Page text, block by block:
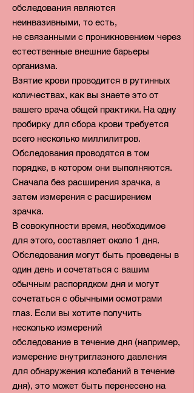
обследования являются
неинвазивными, то есть,
не связанными с проникновением через
естественные внешние барьеры
организма.
Взятие крови проводится в рутинных
количествах, как вы знаете это от
вашего врача общей практики. На одну
пробирку для сбора крови требуется
всего несколько миллилитров.
Обследования проводятся в том
порядке, в котором они выполняются.
Сначала без расширения зрачка, а
затем измерения с расширением
зрачка.
В совокупности время, необходимое
для этого, составляет около 1 дня.
Обследования могут быть проведены в
один день и сочетаться с вашим
обычным распорядком дня и могут
сочетаться с обычными осмотрами
глаз. Если вы хотите получить
несколько измерений
обследование в течение дня (например,
измерение внутриглазного давления
для обнаружения колебаний в течение
дня), это может быть перенесено на